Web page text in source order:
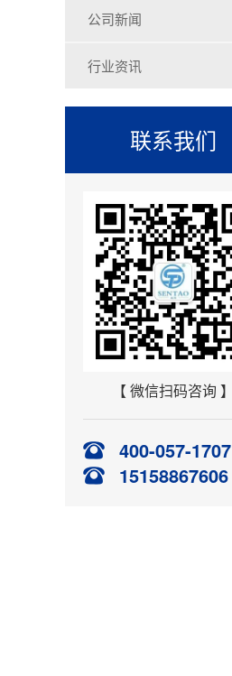
公司新闻
行业资讯
联系我们
【 微信扫码咨询 】
400-057-1707
15158867606